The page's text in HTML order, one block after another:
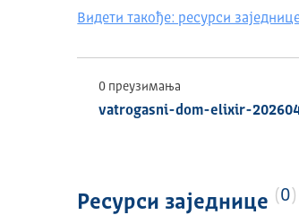
Видети такође: ресурси
0 преузимања
vatrogasni-dom-elixir-
Ресурси заједнице 0